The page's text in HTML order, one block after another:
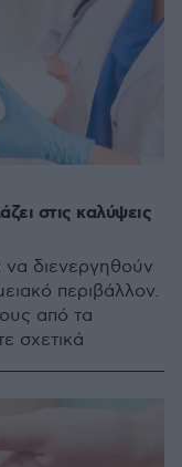
στις καλύψεις
διενεργηθούν
περιβάλλον.
από τα
σχετικά